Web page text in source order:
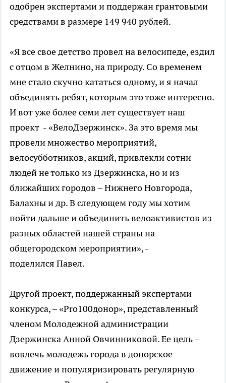
одобрен экспертами и поддержан грантовыми
средствами в размере 149 940 рублей.
«Я все свое детство провел на велосипеде, ездил
с отцом в Желнино, на природу. Со временем
мне стало скучно кататься одному, и я начал
объединять ребят, которым это тоже интересно.
И вот уже более семи лет существует наш
проект - «ВелоДзержинск». За это время мы
провели множество мероприятий,
велосубботников, акций, привлекли сотни
людей не только из Дзержинска, но и из
ближайших городов – Нижнего Новгорода,
Балахны и др. В следующем году мы хотим
пойти дальше и объединить велоактивистов из
разных областей нашей страны на
общегородском мероприятии», -
поделился Павел.
Другой проект, поддержанный экспертами
конкурса, – «Pro100донор», представленный
членом Молодежной администрации
Дзержинска Анной Овчинниковой. Ее цель –
вовлечь молодежь города в донорское
движение и популяризировать регулярную